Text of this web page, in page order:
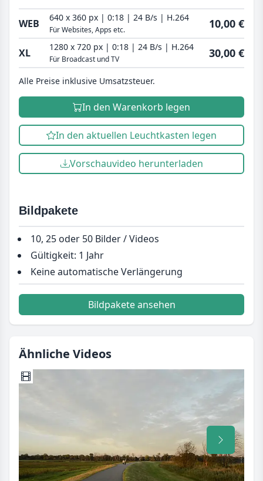
WEB 640 x 360 px | 0:18 | 24 B/s | H.264
Für Websites, Apps etc. 10,00 €
XL 1280 x 720 px | 0:18 | 24 B/s | H.264
Für Broadcast und TV 30,00 €
Alle Preise inklusive Umsatzsteuer.
In den Warenkorb legen
In den aktuellen Leuchtkasten legen
Vorschauvideo herunterladen
Bildpakete
10, 25 oder 50 Bilder / Videos
Gültigkeit: 1 Jahr
Keine automatische Verlängerung
Bildpakete ansehen
Ähnliche Videos